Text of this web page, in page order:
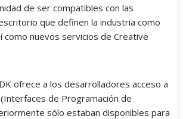
de ser compatibles con las
que definen la industria como
como nuevos servicios de Creative
ofrece a los desarrolladores acceso a
de Programación de
sólo estaban disponibles para